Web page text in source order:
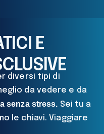
E
diversi tipi di
da vedere e da
senza stress. Sei tu a
le chiavi. Viaggiare